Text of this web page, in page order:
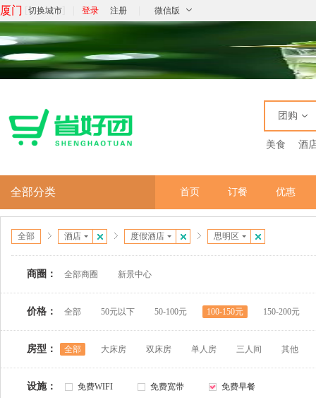
厦门 切换城市 登录 注册 微信版
团购
美食 酒
全部分类 首页 订餐 优惠
全部 酒店 度假酒店 思明区
商圈： 全部商圈 新景中心
价格： 全部 50元以下 50-100元 100-150元 150-200元
房型： 全部 大床房 双床房 单人房 三人间 其他
设施： 免费WIFI 免费宽带 免费早餐